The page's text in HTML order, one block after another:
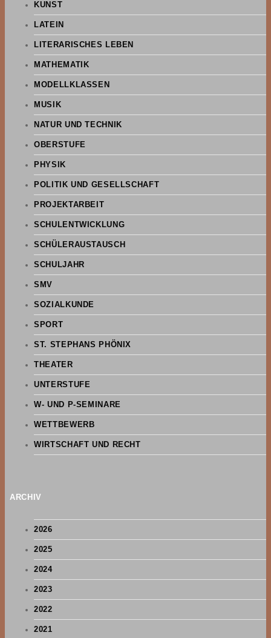
KUNST
LATEIN
LITERARISCHES LEBEN
MATHEMATIK
MODELLKLASSEN
MUSIK
NATUR UND TECHNIK
OBERSTUFE
PHYSIK
POLITIK UND GESELLSCHAFT
PROJEKTARBEIT
SCHULENTWICKLUNG
SCHÜLERAUSTAUSCH
SCHULJAHR
SMV
SOZIALKUNDE
SPORT
ST. STEPHANS PHÖNIX
THEATER
UNTERSTUFE
W- UND P-SEMINARE
WETTBEWERB
WIRTSCHAFT UND RECHT
ARCHIV
2026
2025
2024
2023
2022
2021